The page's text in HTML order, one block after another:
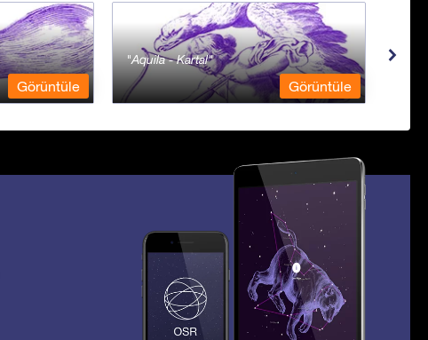
Görüntüle
Aquila - Kartal
Görüntüle